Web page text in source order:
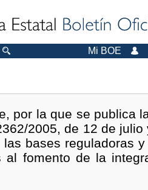
Mi BOE
por la que se publica
2005, de 12 de julio
bases reguladoras
fomento de la